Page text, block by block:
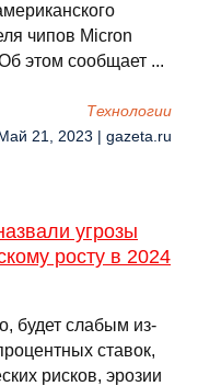
чипов Micron
этом сообщает ...
Технологии
21, 2023 | gazeta.ru
угрозы
росту в 2024
будет слабым из-
ставок,
рисков, эрозии